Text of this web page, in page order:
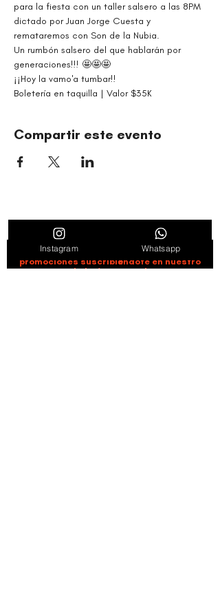
para la fiesta con un taller salsero a las 8PM
dictado por Juan Jorge Cuesta y
remataremos con Son de la Nubia.
Un rumbón salsero del que hablarán por
generaciones!!! 🤩🤩🤩
¡¡Hoy la vamo'a tumbar!!
Boletería en taquilla | Valor $35K
Compartir este evento
Danza y música como motores de paz, bienestar,
Entérate de novedades, noticias y
promociones suscribiéndote en nuestro
boletín semanal
Instagram Whatsapp